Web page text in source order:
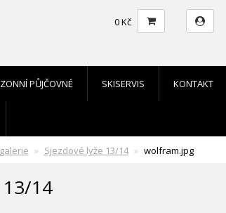
0 Kč
PŮJČOVNÉ SKISERVIS KONTAKT
Sjezdové lyže 13/14 wolfram.jpg
13/14